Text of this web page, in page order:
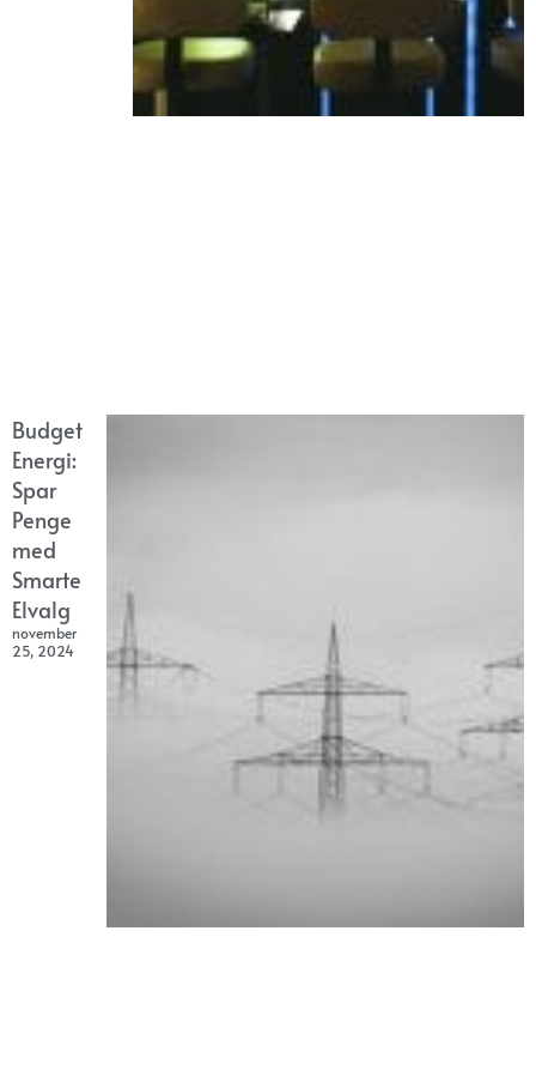
Budget
Energi:
Spar
Penge
med
Smarte
Elvalg
november
25, 2024